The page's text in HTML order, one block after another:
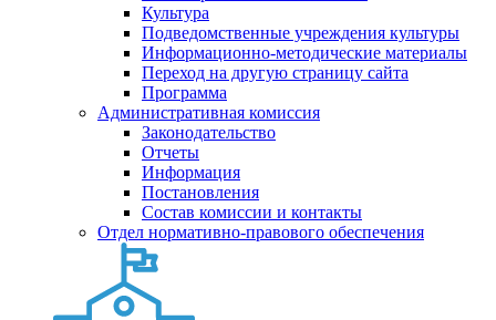
Культура
Подведомственные учреждения культуры
Информационно-методические материалы
Переход на другую страницу сайта
Программа
Административная комиссия
Законодательство
Отчеты
Информация
Постановления
Состав комиссии и контакты
Отдел нормативно-правового обеспечения